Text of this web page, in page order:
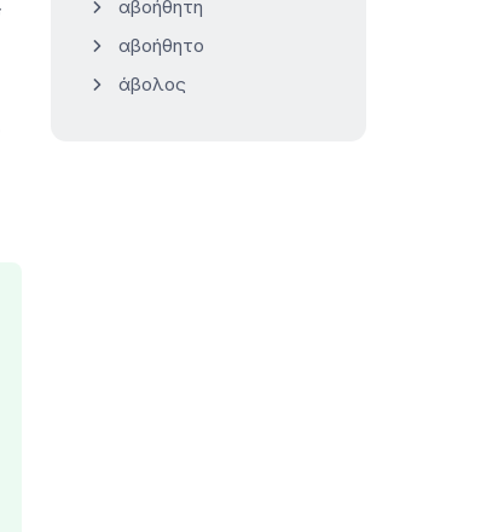
αβοήθητη
αβοήθητο
άβολος